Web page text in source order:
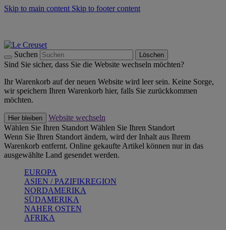
Skip to main content Skip to footer content
Suchen Löschen
Sind Sie sicher, dass Sie die Website wechseln möchten?
Ihr Warenkorb auf der neuen Website wird leer sein. Keine Sorge,
wir speichern Ihren Warenkorb hier, falls Sie zurückkommen
möchten.
Hier bleiben
Website wechseln
Wählen Sie Ihren Standort Wählen Sie Ihren Standort
Wenn Sie Ihren Standort ändern, wird der Inhalt aus Ihrem
Warenkorb entfernt. Online gekaufte Artikel können nur in das
ausgewählte Land gesendet werden.
EUROPA
ASIEN / PAZIFIKREGION
NORDAMERIKA
SÜDAMERIKA
NAHER OSTEN
AFRIKA